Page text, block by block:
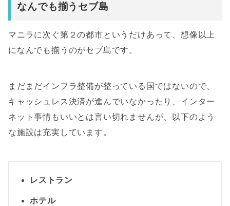
なんでも揃うセブ島
マニラに次ぐ第２の都市というだけあって、想像以上
になんでも揃うのがセブ島です。
まだまだインフラ整備が整っている国ではないので、
キャッシュレス決済が進んでいなかったり、インター
ネット事情もいいとは言い切れませんが、以下のよう
な施設は充実しています。
レストラン
ホテル